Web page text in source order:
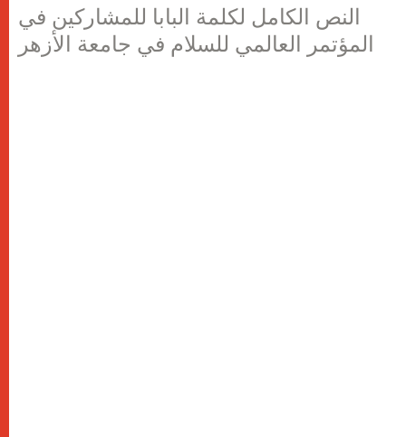
النص الكامل لكلمة البابا للمشاركين في
المؤتمر العالمي للسلام في جامعة الأزهر